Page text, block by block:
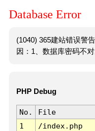
Database Error
(1040) 365建站错误警
因：1、数据库密码不
PHP Debug
No. File
1
/index.php